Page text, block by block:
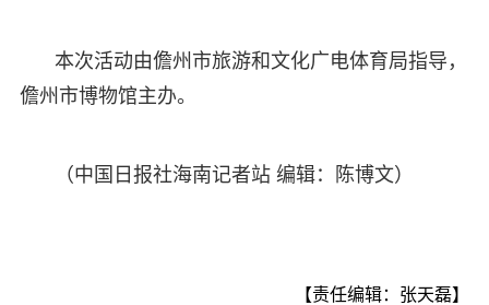
本次活动由儋州市旅游和文化广电体育局指导，
儋州市博物馆主办。
（中国日报社海南记者站 编辑：陈博文）
【责任编辑：张天磊】